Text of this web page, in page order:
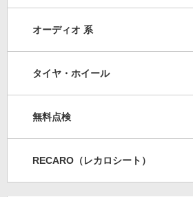
オーディオ 系
タイヤ・ホイール
無料点検
RECARO（レカロシート）